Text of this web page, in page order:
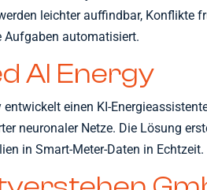
leichter auffindbar, Konflikte
Aufgaben automatisiert.
AI Energy
entwickelt einen KI-
neuronaler Netze. Die Lösung
in Smart-Meter-Daten in Echtzeit.